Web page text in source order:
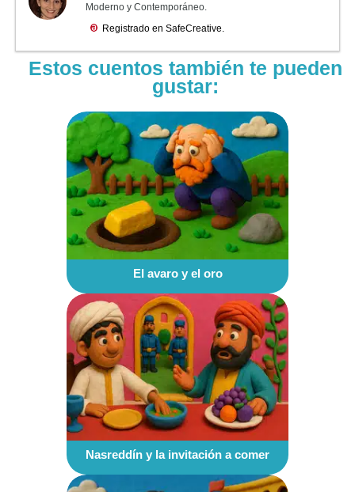
Estos cuentos también te pueden
gustar:
El avaro y el oro
Nasreddín y la invitación a comer